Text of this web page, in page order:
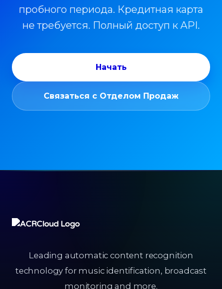
пробного периода. Кредитная карта
не требуется. Полный доступ к API.
Начать
Связаться с Отделом Продаж
Leading automatic content recognition
technology for music identification, broadcast
monitoring and more.